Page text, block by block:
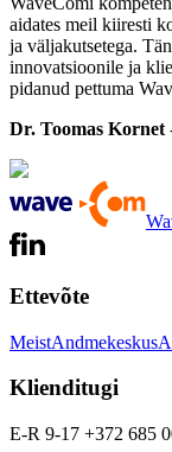
aidates meil kiiresti
ja väljakutsetega.
innovatsioonile ja
pidanud pettuma
Dr. Toomas Kornet
Ettevõte
MeistAndmekeskus
Klienditugi
E-R 9-17 +372 685